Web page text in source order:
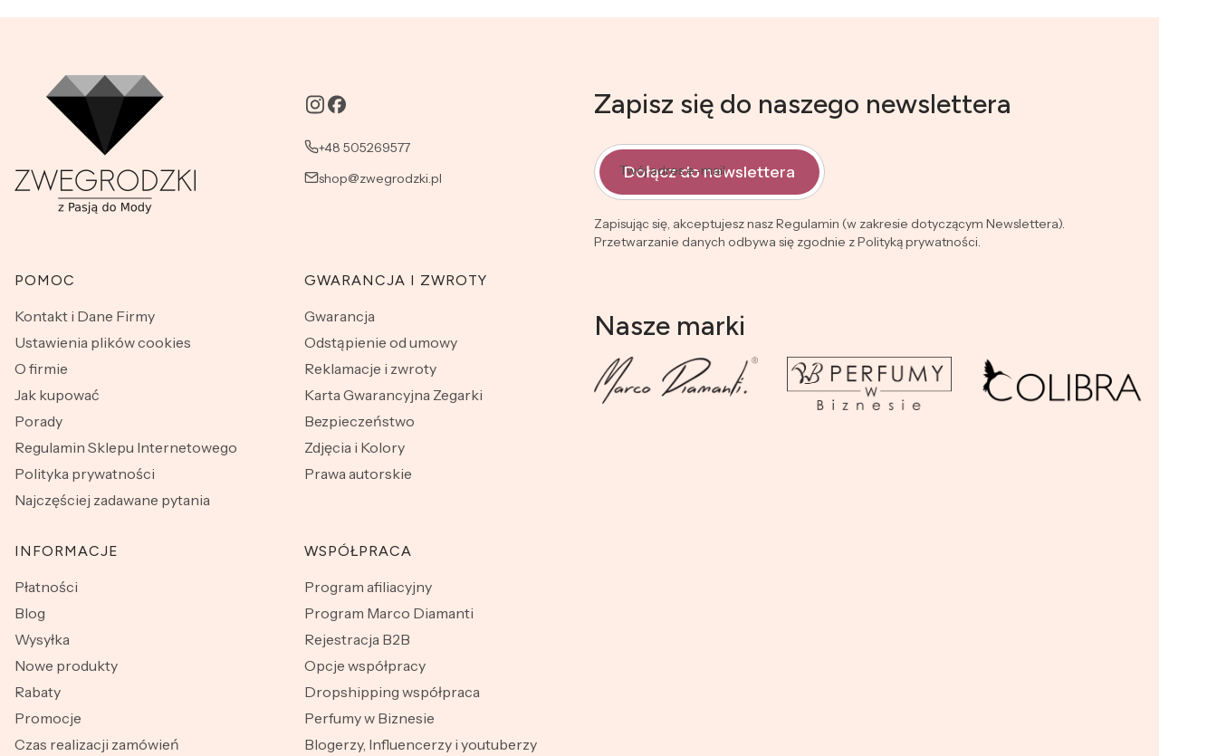
+48 505269577
shop@zwegrodzki.pl
Linki w stopce
POMOC
Kontakt i Dane Firmy
Ustawienia plików cookies
O firmie
Jak kupować
Porady
Regulamin Sklepu Internetowego
Polityka prywatności
Najczęściej zadawane pytania
GWARANCJA I ZWROTY
Gwarancja
Odstąpienie od umowy
Reklamacje i zwroty
Karta Gwarancyjna Zegarki
Bezpieczeństwo
Zdjęcia i Kolory
Prawa autorskie
INFORMACJE
Płatności
Blog
Wysyłka
Nowe produkty
Rabaty
Promocje
Czas realizacji zamówień
WSPÓŁPRACA
Program afiliacyjny
Program Marco Diamanti
Rejestracja B2B
Opcje współpracy
Dropshipping współpraca
Perfumy w Biznesie
Blogerzy, Influencerzy i youtuberzy
Zapisz się do naszego newslettera
Twój adres e-mail
Dołącz do newslettera
Zapisując się, akceptujesz nasz Regulamin (w zakresie dotyczącym Newslettera).
Przetwarzanie danych odbywa się zgodnie z Polityką prywatności.
Nasze marki